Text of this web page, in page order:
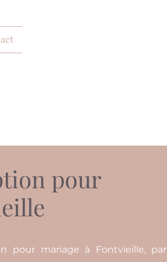
pour
pour mariage à Fontvieille, par